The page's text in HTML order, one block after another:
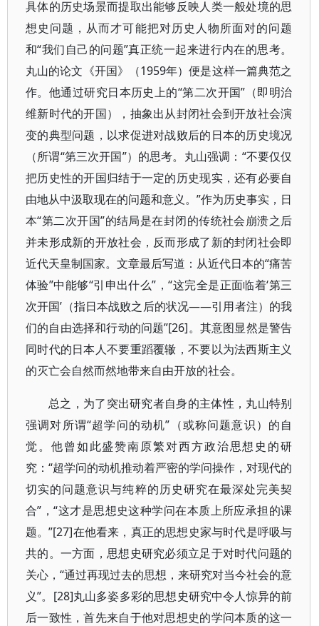
具体的历史场景而提取出能够反映人类一般处境的思
想史问题，从而才可能把对历史人物所面对的问题
和“我们自己的问题”真正统一起来进行内在的思考。
丸山的论文《开国》（1959年）便是这样一篇典范之
作。他通过研究日本历史上的“第二次开国”（即明治
维新时代的开国），抽象出从封闭社会到开放社会演
变的典型问题，以求促进对战败后的日本的历史境况
（所谓“第三次开国”）的思考。丸山强调：“不要仅仅
把历史性的开国归结于一定的历史现实，还有必要自
由地从中汲取现在的问题和意义。”作为历史事实，日
本“第二次开国”的结局是在封闭的传统社会崩溃之后
并未形成新的开放社会，反而形成了新的封闭社会即
近代天皇制国家。文章最后写道：从近代日本的“痛苦
体验”中能够“引申出什么”，“这完全是正面临着‘第三
次开国’（指日本战败之后的状况——引用者注）的我
们的自由选择和行动的问题”[26]。其意图显然是警告
同时代的日本人不要重蹈覆辙，不要以为法西斯主义
的灭亡会自然而然地带来自由开放的社会。
总之，为了突出研究者自身的主体性，丸山特别
强调对所谓“超学问的动机”（或称问题意识）的自
觉。他曾如此盛赞南原繁对西方政治思想史的研
究：“超学问的动机推动着严密的学问操作，对现代的
切实的问题意识与纯粹的历史研究在最深处完美契
合”，“这才是思想史这种学问在本质上所应承担的课
题。”[27]在他看来，真正的思想史家与时代是呼吸与
共的。一方面，思想史研究必须立足于对时代问题的
关心，“通过再现过去的思想，来研究对当今社会的意
义”。[28]丸山多姿多彩的思想史研究中令人惊异的前
后一致性，首先来自于他对思想史的学问本质的这一